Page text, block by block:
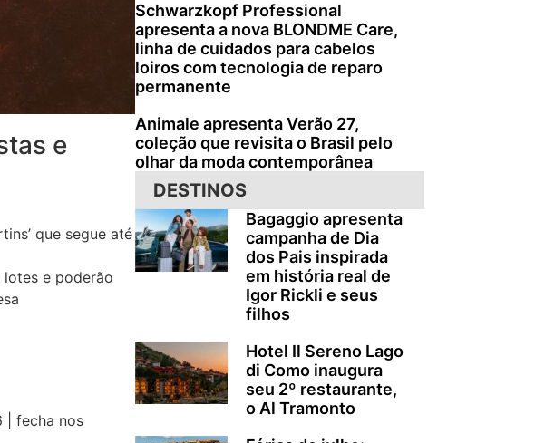
e
que segue até
e poderão
| fecha nos
Schwarzkopf Professional
apresenta a nova BLONDME Care,
linha de cuidados para cabelos
loiros com tecnologia de reparo
permanente
Animale apresenta Verão 27,
coleção que revisita o Brasil pelo
olhar da moda contemporânea
DESTINOS
Bagaggio apresenta
campanha de Dia
dos Pais inspirada
em história real de
Igor Rickli e seus
filhos
Hotel Il Sereno Lago
di Como inaugura
seu 2º restaurante,
o Al Tramonto